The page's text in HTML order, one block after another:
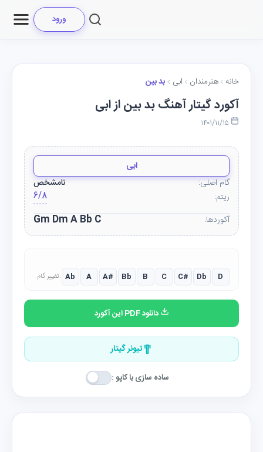
ورود
خانه هنرمندان ابی بد بین
آکورد گیتار آهنگ بد بین از ابی
ابی
گام اصلی:
نامشخص
ریتم:
6/8
آکوردها:
Gm Dm A Bb C
تغییر گام: Ab A A# Bb B C C# Db D
دانلود PDF این آکورد
تیونر گیتار
ساده سازی با کاپو :